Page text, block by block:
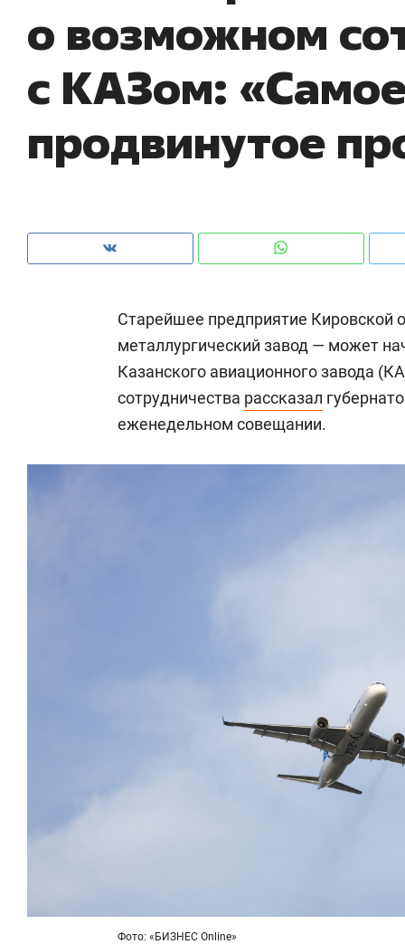
о возможном
с КАЗом:
продвинутое
Старейшее предприятие Кировской
металлургический завод — может
Казанского авиационного завода
сотрудничества рассказал
еженедельном совещании.
Фото: «БИЗНЕС Online»
чем интересен Оман?
Рекомендуем
Как ГК «МИР ГРУПП» и ВТБ
создают оазис жилого
комфорта под Казанью
Рекомендуем
150
ID вместо